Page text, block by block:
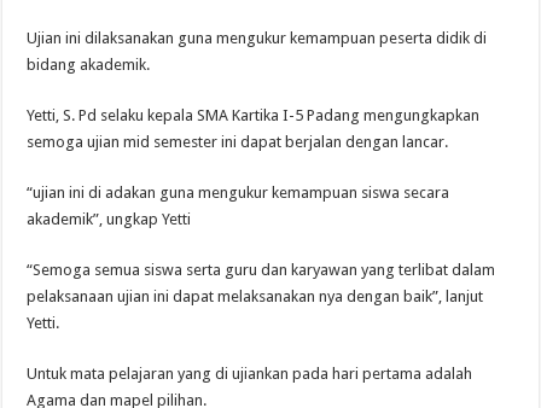
Ujian ini dilaksanakan guna mengukur kemampuan peserta didik di
bidang akademik.
Yetti, S. Pd selaku kepala SMA Kartika I-5 Padang mengungkapkan
semoga ujian mid semester ini dapat berjalan dengan lancar.
“ujian ini di adakan guna mengukur kemampuan siswa secara
akademik”, ungkap Yetti
“Semoga semua siswa serta guru dan karyawan yang terlibat dalam
pelaksanaan ujian ini dapat melaksanakan nya dengan baik”, lanjut
Yetti.
Untuk mata pelajaran yang di ujiankan pada hari pertama adalah
Agama dan mapel pilihan.